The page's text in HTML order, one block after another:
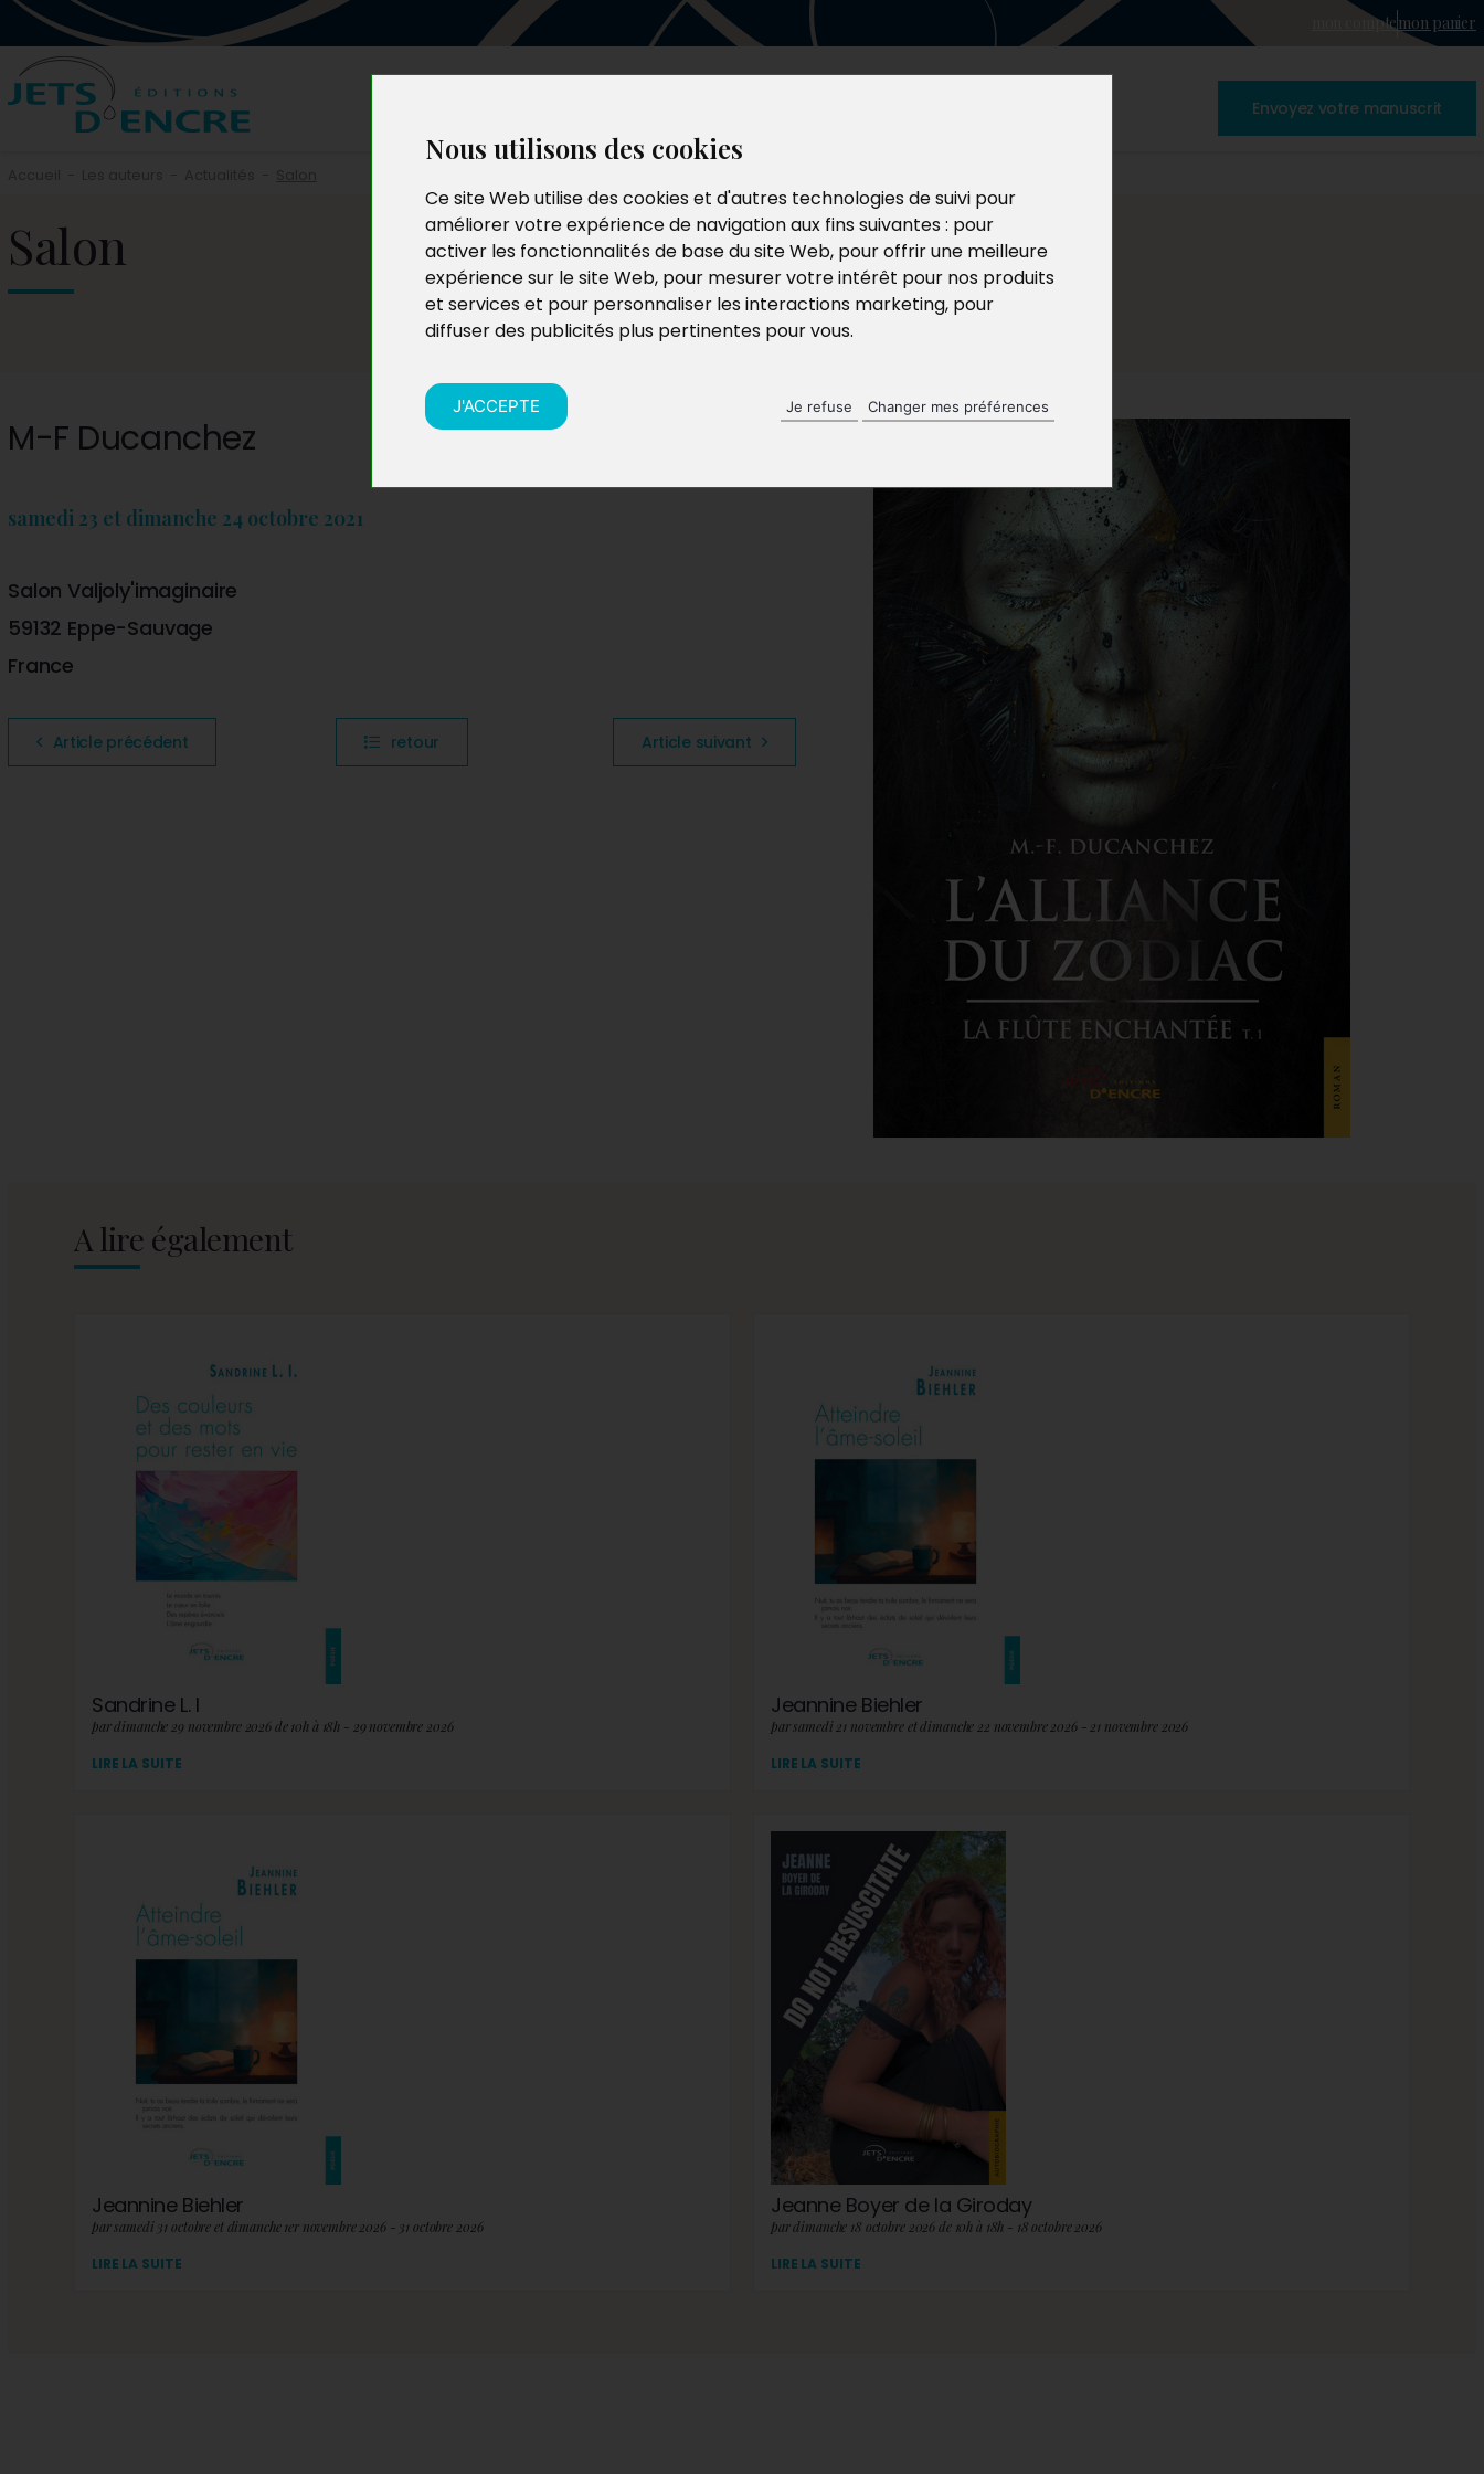
Nous utilisons des cookies
Ce site Web utilise des cookies et d'autres technologies de suivi pour
améliorer votre expérience de navigation aux fins suivantes : pour
activer les fonctionnalités de base du site Web, pour offrir une meilleure
expérience sur le site Web, pour mesurer votre intérêt pour nos produits
et services et pour personnaliser les interactions marketing, pour
diffuser des publicités plus pertinentes pour vous.
J'ACCEPTE Je refuse Changer mes préférences
mon comptemon panier
Envoyez votre manuscrit
Salon
M-F Ducanchez
samedi 23 et dimanche 24 octobre 2021
Salon Valjoly'imaginaire
59132 Eppe-Sauvage
France
Article précédent retour Article suivant
A lire également
Sandrine L. I
par dimanche 29 novembre 2026 de 10h à 18h - 29 novembre 2026
LIRE LA SUITE
Jeannine Biehler
par samedi 21 novembre et dimanche 22 novembre 2026 - 21 novembre 2026
LIRE LA SUITE
Jeannine Biehler
par samedi 31 octobre et dimanche 1er novembre 2026 - 31 octobre 2026
LIRE LA SUITE
Jeanne Boyer de la Giroday
par dimanche 18 octobre 2026 de 10h à 18h - 18 octobre 2026
LIRE LA SUITE